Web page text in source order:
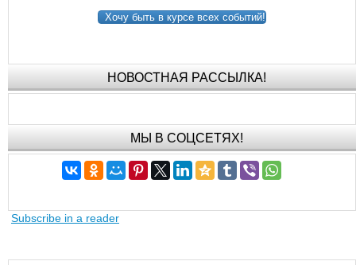
Хочу быть в курсе всех событий!
НОВОСТНАЯ РАССЫЛКА!
МЫ В СОЦСЕТЯХ!
Subscribe in a reader